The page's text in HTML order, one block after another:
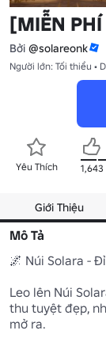
[MIỄN
Bởi @solareonk
Người lớn: Tối thiểu •
Yêu Thích 1,643
Giới Thiệu
Mô Tả
🌌 Núi Solara -
Leo lên Núi
thu tuyệt đẹp,
mở ra.